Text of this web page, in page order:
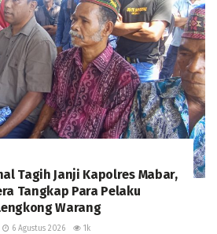
Tagih Janji Kapolres Mabar,
Tangkap Para Pelaku
Warang
6 Agustus 2026 1k